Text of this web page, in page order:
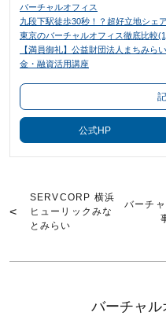
バーチャルオフィス
九段下駅徒歩30秒！？超好立地シェ
東京のバーチャルオフィス徹底比較
【満員御礼】公益財団法人まちみ
金・融資活用講座
公式HP
SERVCORP 横浜
ヒューリックみな
とみらい
バーチ
バーチャ